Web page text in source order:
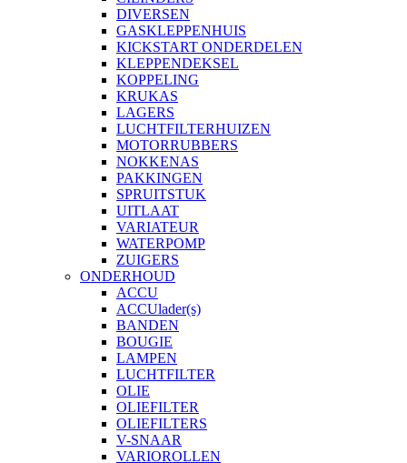
DIVERSEN
GASKLEPPENHUIS
KICKSTART ONDERDELEN
KLEPPENDEKSEL
KOPPELING
KRUKAS
LAGERS
LUCHTFILTERHUIZEN
MOTORRUBBERS
NOKKENAS
PAKKINGEN
SPRUITSTUK
UITLAAT
VARIATEUR
WATERPOMP
ZUIGERS
ONDERHOUD
ACCU
ACCUlader(s)
BANDEN
BOUGIE
LAMPEN
LUCHTFILTER
OLIE
OLIEFILTER
OLIEFILTERS
V-SNAAR
VARIOROLLEN